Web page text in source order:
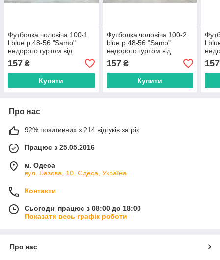
Футболка чоловіча 100-1
l.blue р.48-56 "Samo"
недорого гуртом від
прямого постачальника
157 ₴
Купити
Футболка чоловіча 100-2
blue р.48-56 "Samo"
недорого гуртом від
прямого постачальника
157₴
Купити
157
Про нас
92% позитивних з 214 відгуків за рік
Працює з 25.05.2016
м. Одеса
вул. Базова, 10, Одеса, Україна
Контакти
Сьогодні працює з 08:00 до 18:00
Показати весь графік роботи
Про нас